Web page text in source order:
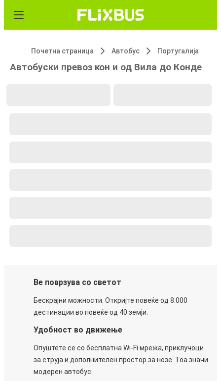
Почетна страница Автобус Португалија
Автобуски превоз кон и од Вила до Конде
Ве поврзува со светот
Бескрајни можности. Откријте повеќе од 8.000
дестинации во повеќе од 40 земји.
Удобност во движење
Опуштете се со бесплатна Wi-Fi мрежа, приклучоци
за струја и дополнителен простор за нозе. Тоа значи
модерен автобус.